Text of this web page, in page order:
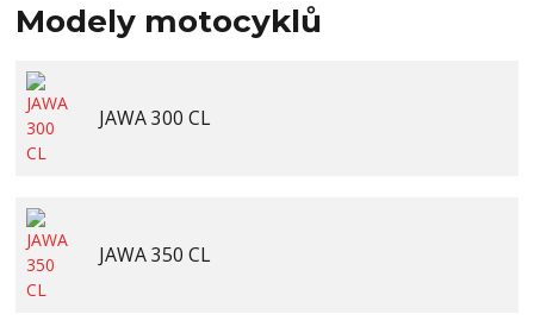
Modely motocyklů
JAWA 300 CL
JAWA 350 CL